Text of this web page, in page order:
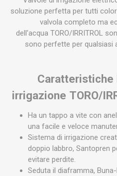
soluzione perfetta per tutti
valvola completo ma
dell'acqua TORO/IRRITROL
sono perfette per qualsiasi
Caratteristiche
irrigazione TORO/
Ha un tappo a vite con
una facile e veloce
Sistema di irrigazione
doppio labbro, Santopren
evitare perdite.
Seduta il diaframma, Buna-